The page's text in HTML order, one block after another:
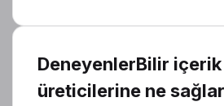
DeneyenlerBilir içerik
üreticilerine ne